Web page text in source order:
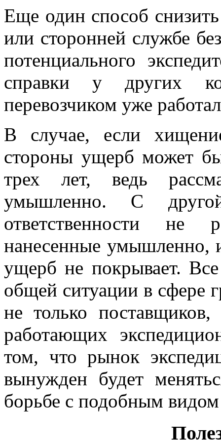
Еще один способ
или сторонней службе
потенциального
справки у других
перевозчиком уже
В случае, если
стороны ущерб может
трех лет, ведь
умышленно. С
ответственности не
нанесенные умышленно,
ущерб не покрывает.
общей ситуации в сфере
не только
работающих
том, что рынок
вынужден будет
борьбе с подобным